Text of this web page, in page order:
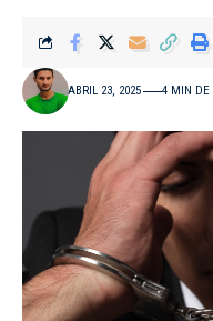
ABRIL 23, 2025 4 MIN DE